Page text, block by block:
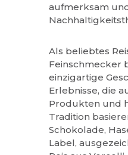
aufmerksam
Als beliebtes
Feinschmecker
einzigartige
Erlebnisse, die
Produkten und
Tradition
Schokolade,
Label,